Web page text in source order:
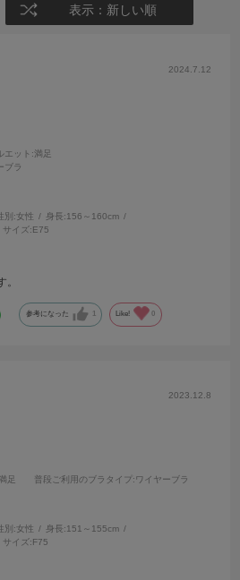
表示：新しい順
2024.7.12
エット :満足
ブラ
別:女性 身長:156～160cm
サイズ:E75
参考になった 1 Like! 0
2023.12.8
足 普段ご利用のブラタイプ :ワイヤーブラ
別:女性 身長:151～155cm
サイズ:F75